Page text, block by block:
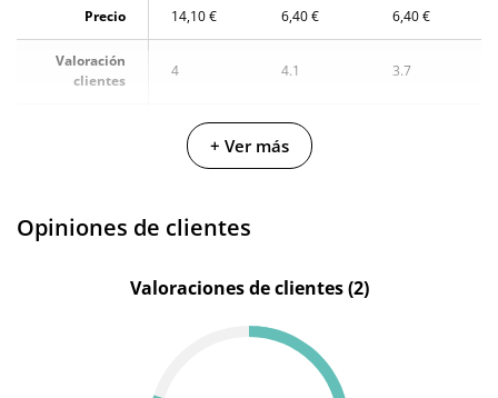
Precio 14,10 € 6,40 € 6,40 €
Valoración
clientes
4 4.1 3.7
Swede Diversual
50 ml 30 ml
+ Ver más
Opiniones de clientes
Valoraciones de clientes (2)